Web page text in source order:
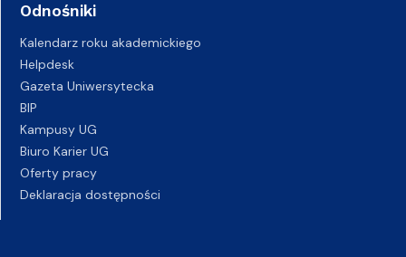
Odnośniki
Kalendarz roku akademickiego
Helpdesk
Gazeta Uniwersytecka
BIP
Kampusy UG
Biuro Karier UG
Oferty pracy
Deklaracja dostępności